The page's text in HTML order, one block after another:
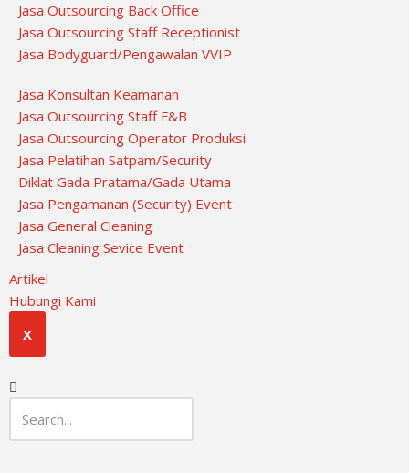
Jasa Outsourcing Back Office
Jasa Outsourcing Staff Receptionist
Jasa Bodyguard/Pengawalan VVIP
Jasa Konsultan Keamanan
Jasa Outsourcing Staff F&B
Jasa Outsourcing Operator Produksi
Jasa Pelatihan Satpam/Security
Diklat Gada Pratama/Gada Utama
Jasa Pengamanan (Security) Event
Jasa General Cleaning
Jasa Cleaning Sevice Event
Artikel
Hubungi Kami
X